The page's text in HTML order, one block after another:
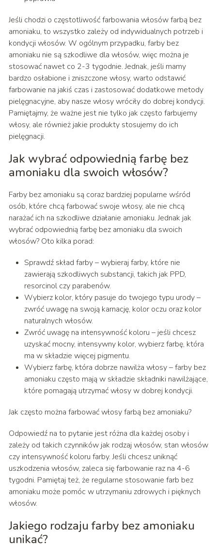
Jeśli chodzi o częstotliwość farbowania włosów farbą bez
amoniaku, to wszystko zależy od indywidualnych potrzeb i
kondycji włosów. W ogólnym przypadku, farby bez
amoniaku nie są szkodliwe dla włosów, więc można je
stosować nawet co 2-3 tygodnie. Jednak, jeśli mamy
bardzo osłabione i zniszczone włosy, warto odstawić
farbowanie na jakiś czas i zastosować dodatkowe metody
pielęgnacyjne, aby nasze włosy wróciły do dobrej kondycji.
Pamiętajmy, że ważne jest nie tylko jak często farbujemy
włosy, ale również jakie produkty stosujemy do ich
pielęgnacji.
Jak wybrać odpowiednią farbę bez
amoniaku dla swoich włosów?
Farby bez amoniaku są coraz bardziej popularne wśród
osób, które chcą farbować swoje włosy, ale nie chcą
narażać ich na szkodliwe działanie amoniaku. Jednak jak
wybrać odpowiednią farbę bez amoniaku dla swoich
włosów? Oto kilka porad:
Sprawdź skład farby – wybieraj farby, które nie
zawierają szkodliwych substancji, takich jak PPD,
resorcinol czy parabenów.
Wybierz kolor, który pasuje do twojego typu urody –
zwróć uwagę na swoją karnację, kolor oczu oraz kolor
naturalnych włosów.
Zwróć uwagę na intensywność koloru – jeśli chcesz
uzyskać mocny, intensywny kolor, wybierz farbę, która
ma w składzie więcej pigmentu.
Wybierz farbę, która dobrze nawilża włosy – farby bez
amoniaku często mają w składzie składniki nawilżające,
które pomagają utrzymać włosy w dobrej kondycji.
Jak często można farbować włosy farbą bez amoniaku?
Odpowiedź na to pytanie jest różna dla każdej osoby i
zależy od takich czynników jak rodzaj włosów, stan włosów
czy intensywność koloru farby. Jeśli chcesz uniknąć
uszkodzenia włosów, zaleca się farbowanie raz na 4-6
tygodni. Pamiętaj też, że regularne stosowanie farb bez
amoniaku może pomóc w utrzymaniu zdrowych i pięknych
włosów.
Jakiego rodzaju farby bez amoniaku
unikać?